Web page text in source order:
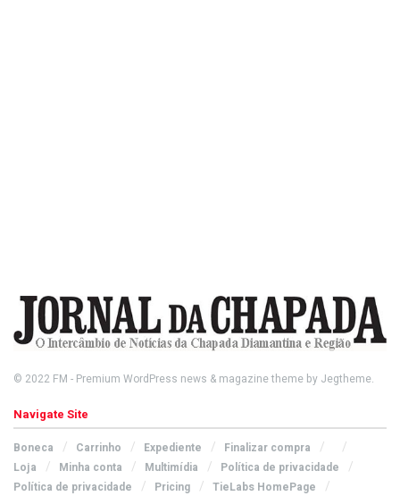
© 2022 FM - Premium WordPress news & magazine theme by Jegtheme.
Navigate Site
Boneca Carrinho Expediente
Finalizar compra
Loja
Minha conta Multimídia
Política de privacidade
Política de privacidade
Pricing TieLabs HomePage